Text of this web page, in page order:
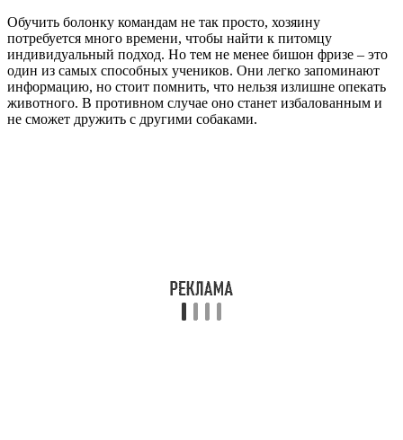
Обучить болонку командам не так просто, хозяину
потребуется много времени, чтобы найти к питомцу
индивидуальный подход. Но тем не менее бишон фризе – это
один из самых способных учеников. Они легко запоминают
информацию, но стоит помнить, что нельзя излишне опекать
животного. В противном случае оно станет избалованным и
не сможет дружить с другими собаками.